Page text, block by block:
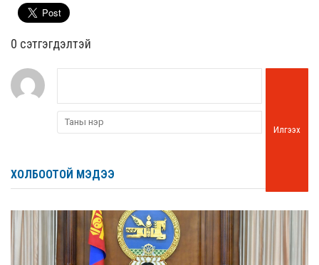
0 cэтгэгдэлтэй
Илгээх
ХОЛБООТОЙ МЭДЭЭ